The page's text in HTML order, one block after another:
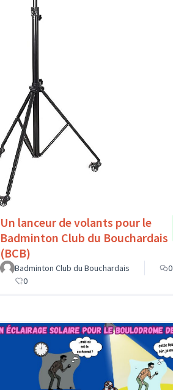
Un lanceur de volants pour le
Badminton Club du Bouchardais
(BCB)
Badminton Club du Bouchardais
0
0